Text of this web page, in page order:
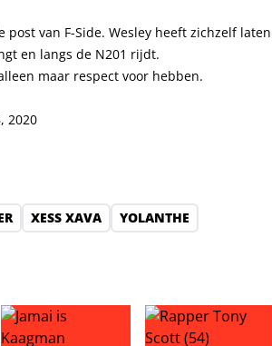
van F-Side. Wesley heeft zichzelf laten
en langs de N201 rijdt.
maar respect voor hebben.
2020
XESS XAVA YOLANTHE